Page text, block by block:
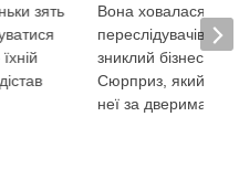
зять
Вона ховалася в
переслідувачів і
зниклий бізнес-
Сюрприз, який
неї за дверима